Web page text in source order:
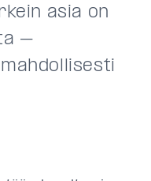
asia on
–